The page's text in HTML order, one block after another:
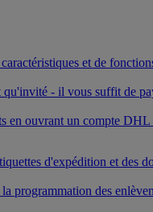
et de
- il vous suffit de
en ouvrant un compte DHL
d'expédition et des
des